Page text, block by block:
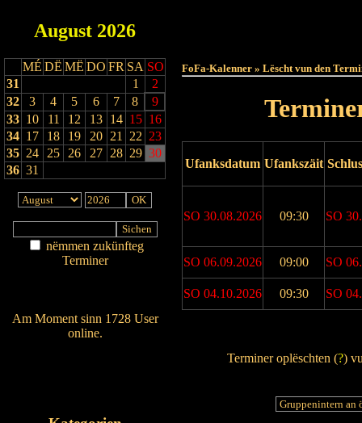
August 2026
MÉ DË MË DO FR SA SO
31
1
2
32
3 4 5 6 7 8
9
33 10 11 12 13 14 15 16
34 17 18 19 20 21 22 23
35 24 25 26 27 28 29 30
36 31
nëmmen zukünfteg
Terminer
Am Moment sinn 1728 User
online.
FoFa-Kalenner » Lëscht vun den
Ufanksdatum Ufankszäit
SO 30.08.2026 09:30 SO
SO 06.09.2026 09:00 SO
SO 04.10.2026 09:30 SO
Terminer oplëschten (?)